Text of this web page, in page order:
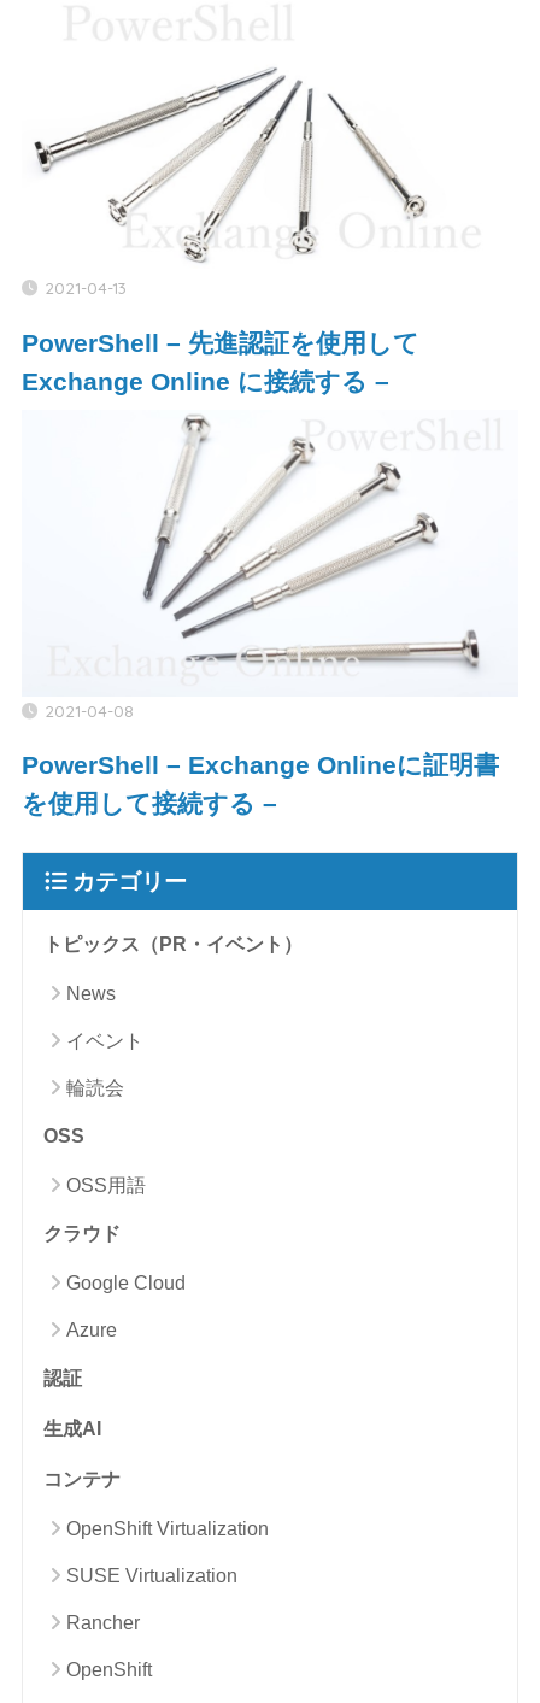
2021-04-13
PowerShell – 先進認証を使用して
Exchange Online に接続する –
2021-04-08
PowerShell – Exchange Onlineに証明書
を使用して接続する –
カテゴリー
トピックス（PR・イベント）
News
イベント
輪読会
OSS
OSS用語
クラウド
Google Cloud
Azure
認証
生成AI
コンテナ
OpenShift Virtualization
SUSE Virtualization
Rancher
OpenShift